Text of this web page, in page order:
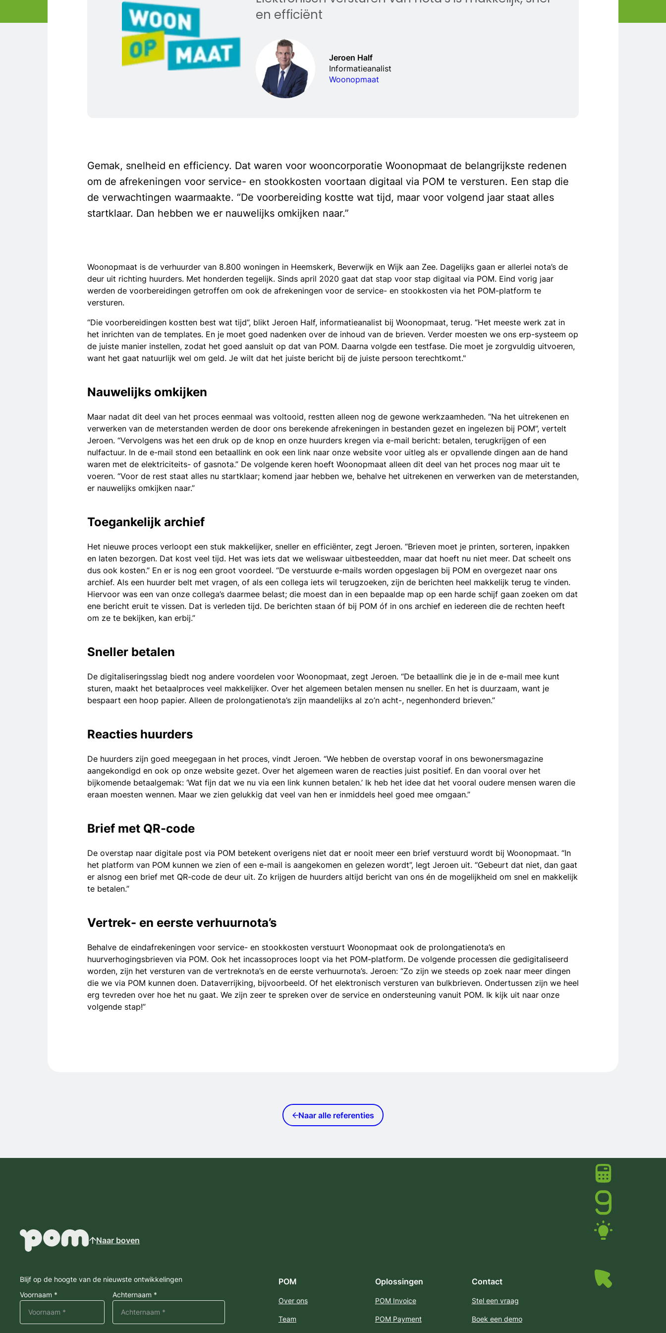
en efficiënt
Jeroen Half
Informatieanalist
Woonopmaat
Gemak, snelheid en efficiency. Dat waren voor wooncorporatie Woonopmaat de belangrijkste redenen
om de afrekeningen voor service- en stookkosten voortaan digitaal via POM te versturen. Een stap die
de verwachtingen waarmaakte. “De voorbereiding kostte wat tijd, maar voor volgend jaar staat alles
startklaar. Dan hebben we er nauwelijks omkijken naar.”
Woonopmaat is de verhuurder van 8.800 woningen in Heemskerk, Beverwijk en Wijk aan Zee. Dagelijks gaan er allerlei nota’s de
deur uit richting huurders. Met honderden tegelijk. Sinds april 2020 gaat dat stap voor stap digitaal via POM. Eind vorig jaar
werden de voorbereidingen getroffen om ook de afrekeningen voor de service- en stookkosten via het POM-platform te
versturen.
“Die voorbereidingen kostten best wat tijd”, blikt Jeroen Half, informatieanalist bij Woonopmaat, terug. “Het meeste werk zat in
het inrichten van de templates. En je moet goed nadenken over de inhoud van de brieven. Verder moesten we ons erp-systeem op
de juiste manier instellen, zodat het goed aansluit op dat van POM. Daarna volgde een testfase. Die moet je zorgvuldig uitvoeren,
want het gaat natuurlijk wel om geld. Je wilt dat het juiste bericht bij de juiste persoon terechtkomt."
Nauwelijks omkijken
Maar nadat dit deel van het proces eenmaal was voltooid, restten alleen nog de gewone werkzaamheden. “Na het uitrekenen en
verwerken van de meterstanden werden de door ons berekende afrekeningen in bestanden gezet en ingelezen bij POM”, vertelt
Jeroen. “Vervolgens was het een druk op de knop en onze huurders kregen via e-mail bericht: betalen, terugkrijgen of een
nulfactuur. In de e-mail stond een betaallink en ook een link naar onze website voor uitleg als er opvallende dingen aan de hand
waren met de elektriciteits- of gasnota.” De volgende keren hoeft Woonopmaat alleen dit deel van het proces nog maar uit te
voeren. “Voor de rest staat alles nu startklaar; komend jaar hebben we, behalve het uitrekenen en verwerken van de meterstanden,
er nauwelijks omkijken naar.”
Toegankelijk archief
Het nieuwe proces verloopt een stuk makkelijker, sneller en efficiënter, zegt Jeroen. “Brieven moet je printen, sorteren, inpakken
en laten bezorgen. Dat kost veel tijd. Het was iets dat we weliswaar uitbesteedden, maar dat hoeft nu niet meer. Dat scheelt ons
dus ook kosten.” En er is nog een groot voordeel. “De verstuurde e-mails worden opgeslagen bij POM en overgezet naar ons
archief. Als een huurder belt met vragen, of als een collega iets wil terugzoeken, zijn de berichten heel makkelijk terug te vinden.
Hiervoor was een van onze collega’s daarmee belast; die moest dan in een bepaalde map op een harde schijf gaan zoeken om dat
ene bericht eruit te vissen. Dat is verleden tijd. De berichten staan óf bij POM óf in ons archief en iedereen die de rechten heeft
om ze te bekijken, kan erbij.”
Sneller betalen
De digitaliseringsslag biedt nog andere voordelen voor Woonopmaat, zegt Jeroen. “De betaallink die je in de e-mail mee kunt
sturen, maakt het betaalproces veel makkelijker. Over het algemeen betalen mensen nu sneller. En het is duurzaam, want je
bespaart een hoop papier. Alleen de prolongatienota’s zijn maandelijks al zo’n acht-, negenhonderd brieven.”
Reacties huurders
De huurders zijn goed meegegaan in het proces, vindt Jeroen. “We hebben de overstap vooraf in ons bewonersmagazine
aangekondigd en ook op onze website gezet. Over het algemeen waren de reacties juist positief. En dan vooral over het
bijkomende betaalgemak: ‘Wat fijn dat we nu via een link kunnen betalen.’ Ik heb het idee dat het vooral oudere mensen waren die
eraan moesten wennen. Maar we zien gelukkig dat veel van hen er inmiddels heel goed mee omgaan.”
Brief met QR-code
De overstap naar digitale post via POM betekent overigens niet dat er nooit meer een brief verstuurd wordt bij Woonopmaat. “In
het platform van POM kunnen we zien of een e-mail is aangekomen en gelezen wordt”, legt Jeroen uit. “Gebeurt dat niet, dan gaat
er alsnog een brief met QR-code de deur uit. Zo krijgen de huurders altijd bericht van ons én de mogelijkheid om snel en makkelijk
te betalen.”
Vertrek- en eerste verhuurnota’s
Behalve de eindafrekeningen voor service- en stookkosten verstuurt Woonopmaat ook de prolongatienota’s en
huurverhogingsbrieven via POM. Ook het incassoproces loopt via het POM-platform. De volgende processen die gedigitaliseerd
worden, zijn het versturen van de vertreknota’s en de eerste verhuurnota’s. Jeroen: “Zo zijn we steeds op zoek naar meer dingen
die we via POM kunnen doen. Dataverrijking, bijvoorbeeld. Of het elektronisch versturen van bulkbrieven. Ondertussen zijn we heel
erg tevreden over hoe het nu gaat. We zijn zeer te spreken over de service en ondersteuning vanuit POM. Ik kijk uit naar onze
volgende stap!”
Naar alle referenties
Naar boven
Blijf op de hoogte van de nieuwste ontwikkelingen
Voornaam *
Achternaam *
POM
Over ons
Team
Oplossingen
POM Invoice
POM Payment
Contact
Stel een vraag
Boek een demo